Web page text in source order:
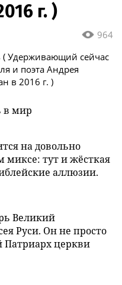
г. )
964
в мир
на довольно
тут и жёсткая
аллюзии.
Великий
Руси. Он не просто
Патриарх церкви